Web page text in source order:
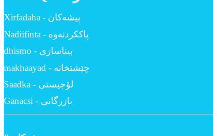
Xirfadaha - پیشەکان
Nadiifinta - پاککردنەوە
dhismo - بیناسازی
makhaayad - چێشتخانە
Saadka - لۆجیستی
Ganacsi - بازرگانی